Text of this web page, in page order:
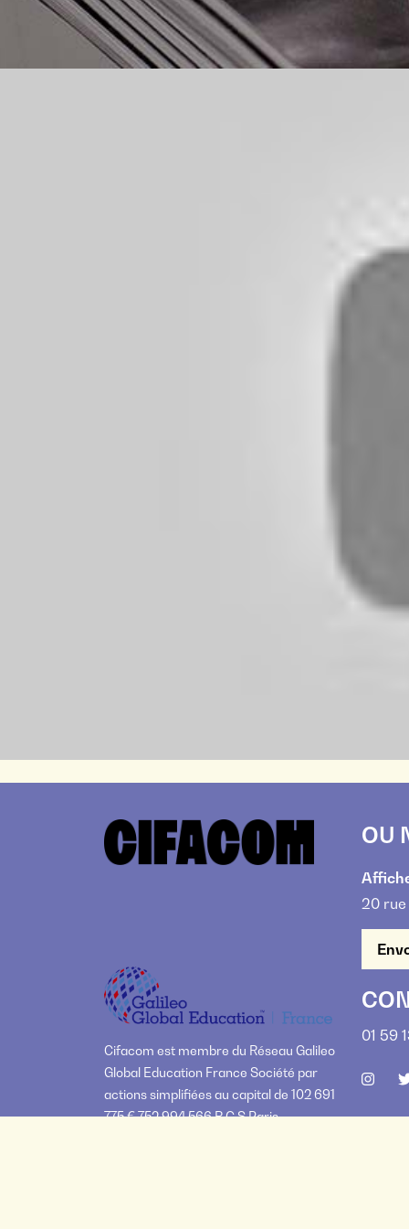
OU
20 rue
01 59
Cifacom est membre du Réseau Galileo
Global Education France Société par
actions simplifiées au capital de 102 691
775 € 752 994 566 R.C.S Paris